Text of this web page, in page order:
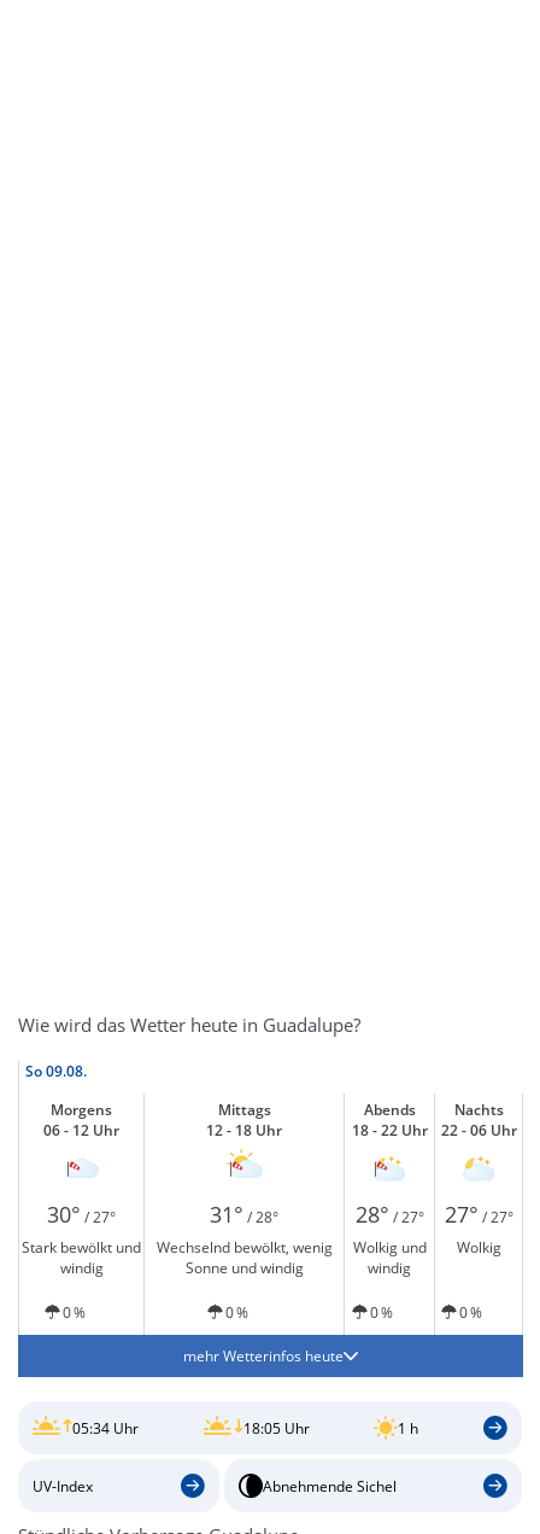
Wie wird das Wetter heute in Guadalupe?
So09.08.
Morgens
06 - 12 Uhr
Mittags
12 - 18 Uhr
Abends
18 - 22 Uhr
Nachts
22 - 06 Uhr
30° / 27° 31° / 28° 28° / 27° 27° / 27°
Stark bewölkt und
windig
Wechselnd bewölkt, wenig
Sonne und windig
Wolkig und
windig
Wolkig
0 % 0 % 0 % 0 %
mehr Wetterinfos heute
05:34 Uhr 18:05 Uhr 1 h
UV-Index Abnehmende Sichel